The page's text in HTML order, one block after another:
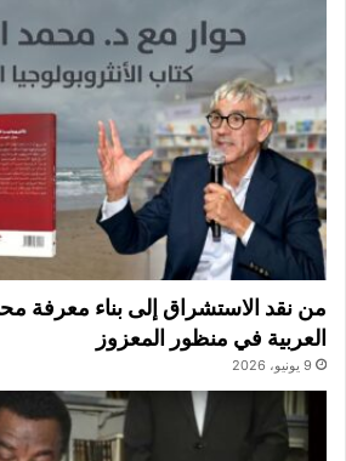
من نقد الاستشراق إلى بناء معرفة
العربية في منظور المعزوز
9 يونيو، 2026